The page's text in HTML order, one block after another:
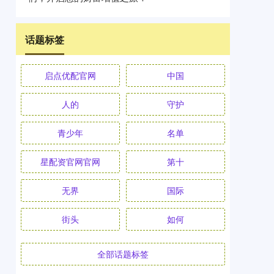
话题标签
启点优配官网 中国
人的 守护
青少年 名单
星配资官网官网 第十
无界 国际
街头 如何
全部话题标签